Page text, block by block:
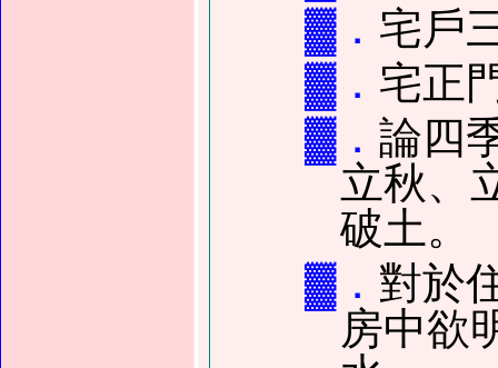
▓． 宅戶
▓． 宅正
▓． 論四
立秋、
破土。
▓． 對於
房中欲